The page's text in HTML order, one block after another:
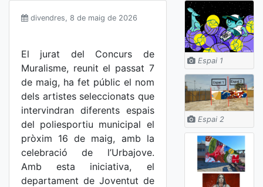
divendres, 8 de maig de 2026
El jurat del Concurs de
Muralisme, reunit el passat 7
de maig, ha fet públic el nom
dels artistes seleccionats que
intervindran diferents espais
del poliesportiu municipal el
pròxim 16 de maig, amb la
celebració de l’Urbajove.
Amb esta iniciativa, el
departament de Joventut de
Espai 1
Espai 2